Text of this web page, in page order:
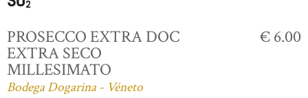
PROSECCO EXTRA DOC
EXTRA SECO
MILLESIMATO
Bodega Dogarina - Véneto
€ 6.00